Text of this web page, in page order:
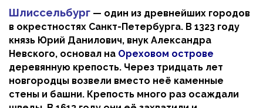
Шлиссельбург — один из древнейших городов
в окрестностях Санкт-Петербурга. В 1323 году
князь Юрий Данилович, внук Александра
Невского, основал на Ореховом острове
деревянную крепость. Через тридцать лет
новгородцы возвели вместо неё каменные
стены и башни. Крепость много раз осаждали